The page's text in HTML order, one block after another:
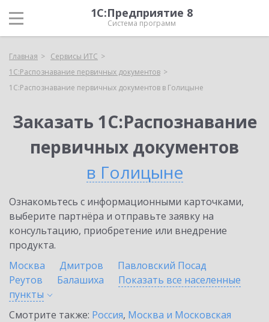
1С:Предприятие 8
Система программ
Главная
Сервисы ИТС
1С:Распознавание первичных документов
1С:Распознавание первичных документов в Голицыне
Заказать 1С:Распознавание
первичных документов
в Голицыне
Ознакомьтесь с информационными карточками,
выберите партнёра и отправьте заявку на
консультацию, приобретение или внедрение
продукта.
Москва
Дмитров
Павловский Посад
Реутов
Балашиха
Показать все населенные
пункты
Смотрите также: Россия, Москва и Московская